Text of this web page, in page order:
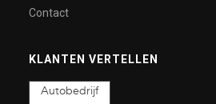
Contact
KLANTEN VERTELLEN
Autobedrijf